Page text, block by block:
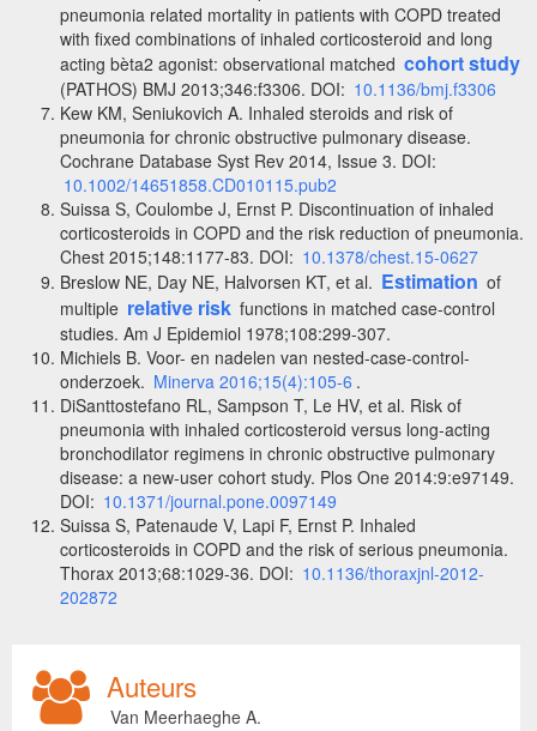
pneumonia related mortality in patients with COPD treated
with fixed combinations of inhaled corticosteroid and long
acting bèta2 agonist: observational matched cohort study
(PATHOS) BMJ 2013;346:f3306. DOI: 10.1136/bmj.f3306
Kew KM, Seniukovich A. Inhaled steroids and risk of
pneumonia for chronic obstructive pulmonary disease.
Cochrane Database Syst Rev 2014, Issue 3. DOI:
10.1002/14651858.CD010115.pub2
Suissa S, Coulombe J, Ernst P. Discontinuation of inhaled
corticosteroids in COPD and the risk reduction of pneumonia.
Chest 2015;148:1177-83. DOI: 10.1378/chest.15-0627
Breslow NE, Day NE, Halvorsen KT, et al. Estimation of
multiple relative risk functions in matched case-control
studies. Am J Epidemiol 1978;108:299-307.
Michiels B. Voor- en nadelen van nested-case-control-
onderzoek. Minerva 2016;15(4):105-6 .
DiSanttostefano RL, Sampson T, Le HV, et al. Risk of
pneumonia with inhaled corticosteroid versus long-acting
bronchodilator regimens in chronic obstructive pulmonary
disease: a new-user cohort study. Plos One 2014:9:e97149.
DOI: 10.1371/journal.pone.0097149
Suissa S, Patenaude V, Lapi F, Ernst P. Inhaled
corticosteroids in COPD and the risk of serious pneumonia.
Thorax 2013;68:1029-36. DOI: 10.1136/thoraxjnl-2012-
202872
Auteurs
Van Meerhaeghe A.